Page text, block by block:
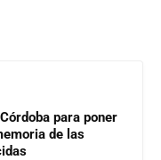
para poner
de las